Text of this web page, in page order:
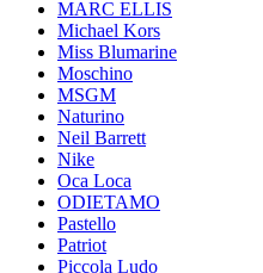
MARC ELLIS
Michael Kors
Miss Blumarine
Moschino
MSGM
Naturino
Neil Barrett
Nike
Oca Loca
ODIETAMO
Pastello
Patriot
Piccola Ludo